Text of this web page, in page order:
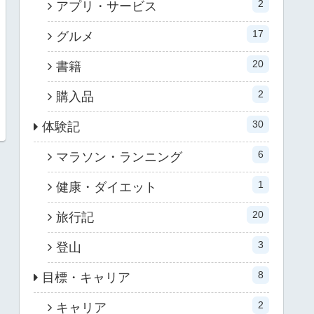
アプリ・サービス 2
グルメ 17
書籍 20
購入品 2
体験記 30
マラソン・ランニング 6
健康・ダイエット 1
旅行記 20
登山 3
目標・キャリア 8
キャリア 2